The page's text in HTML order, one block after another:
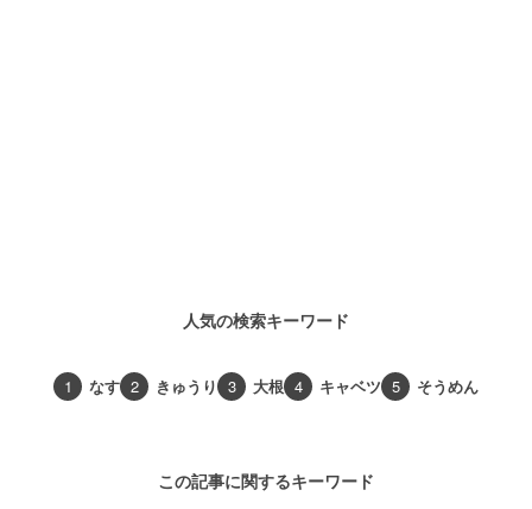
人気の検索キーワード
1 なす 2 きゅうり 3 大根 4 キャベツ 5 そうめん
この記事に関するキーワード